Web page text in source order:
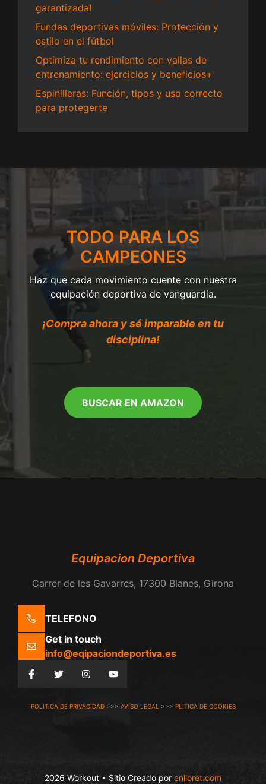
garantizada!
Fundas deportivas móviles: Protección y
estilo en el fútbol
Optimiza tu rendimiento con vallas de
entrenamiento: ejercicios y beneficios+
Espinilleras: Función, tipos y uso correcto
para protegerte
TODO PARA LOS
CAMPEONES
Haz que cada movimiento cuente con nuestra
equipación deportiva de vanguardia.
¡Compra ahora y sé imparable en tu
disciplina!
BUSCAR EN AMAZON
Equipacion Deportiva
Carrer de les Gavarres, 17300 Blanes, Girona
TELEFONO
Get in touch
info@eqipaciondeportiva.es
POLITICA DE PRIVACIDAD>>> AVISO LEGAL>>> PLITICA DE COOKIES
2026 Workout • Sitio Creado por enlloret.com